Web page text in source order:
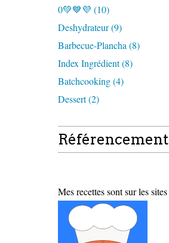
0💚💙💜 (10)
Deshydrateur (9)
Barbecue-Plancha (8)
Index Ingrédient (8)
Batchcooking (4)
Dessert (2)
Référencement
Mes recettes sont sur les sites